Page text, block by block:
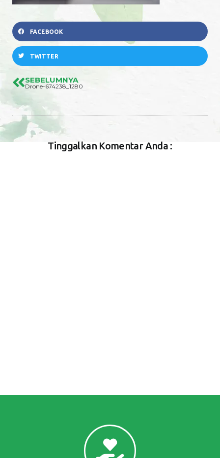
FACEBOOK
TWITTER
SEBELUMNYA
Drone-674238_1280
Tinggalkan Komentar Anda :